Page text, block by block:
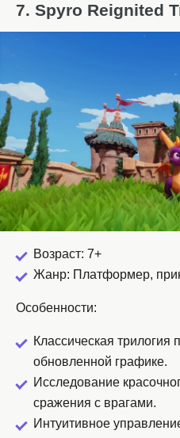
7. Spyro Reignited
Возраст: 7+
Жанр: Платформер,
Особенности:
Классическая трилогия
обновленной графике.
Исследование
сражения с врагами.
Интуитивное